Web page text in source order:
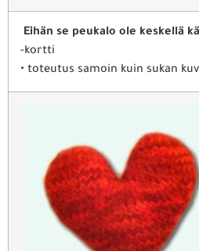
Eihän se peukalo ole keskellä
-kortti
• toteutus samoin kuin sukan